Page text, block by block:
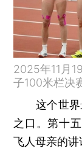
2025年11月
子100米栏决
这个世界
之口。第十
飞人母亲的讲